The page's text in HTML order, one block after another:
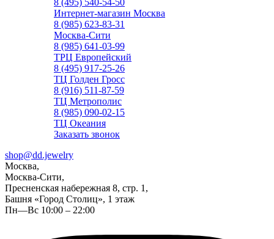
8 (495) 540-54-50
Интернет-магазин Москва
8 (985) 623-83-31
Москва-Сити
8 (985) 641-03-99
ТРЦ Европейский
8 (495) 917-25-26
ТЦ Голден Гросс
8 (916) 511-87-59
ТЦ Метрополис
8 (985) 090-02-15
ТЦ Океания
Заказать звонок
shop@dd.jewelry
Москва,
Москва-Сити,
Пресненская набережная 8, стр. 1,
Башня «Город Столиц», 1 этаж
Пн—Вс 10:00 – 22:00